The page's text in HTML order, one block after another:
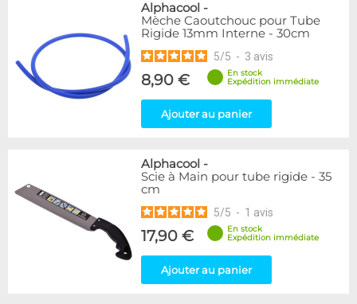
Alphacool -
Mèche Caoutchouc pour Tube
Rigide 13mm Interne - 30cm
5/5 - 3 avis
8,90 €
En stock
Expédition immédiate
Ajouter au panier
Alphacool -
Scie à Main pour tube rigide - 35
cm
5/5 - 1 avis
17,90 €
En stock
Expédition immédiate
Ajouter au panier